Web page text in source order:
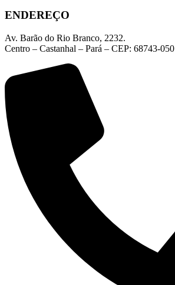
ENDEREÇO
Av. Barão do Rio Branco, 2232.
Centro – Castanhal – Pará – CEP: 68743-050